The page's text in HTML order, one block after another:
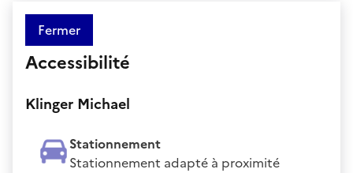
Fermer
Accessibilité
Klinger Michael
Stationnement
Stationnement adapté à proximité